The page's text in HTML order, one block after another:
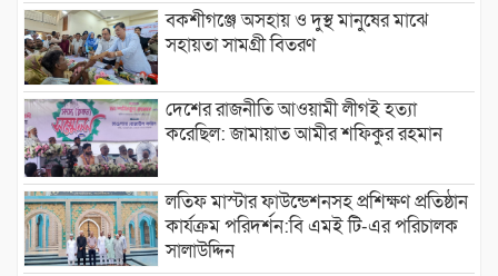
বকশীগঞ্জে অসহায় ও দুস্থ মানুষের মাঝে
সহায়তা সামগ্রী বিতরণ
দেশের রাজনীতি আওয়ামী লীগই হত্যা
করেছিল: জামায়াত আমীর শফিকুর রহমান
লতিফ মাস্টার ফাউন্ডেশনসহ প্রশিক্ষণ প্রতিষ্ঠান
কার্যক্রম পরিদর্শন:বি এমই টি-এর পরিচালক
সালাউদ্দিন